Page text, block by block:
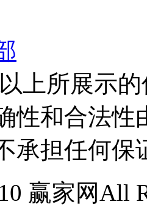
以上所展示
性和合法性
承担任何保
赢家网All